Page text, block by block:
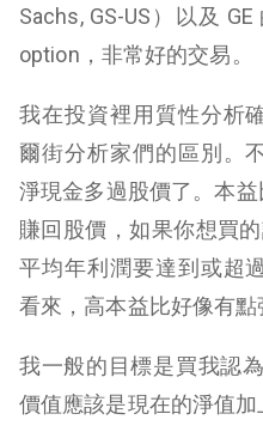
Sachs, GS-US）以及
option，非常好的交易。
我在投資裡用質性分析
爾街分析家們的區別。
淨現金多過股價了。本
賺回股價，如果你想買
平均年利潤要達到或超
看來，高本益比好像有點
我一般的目標是買我認
價值應該是現在的淨值加